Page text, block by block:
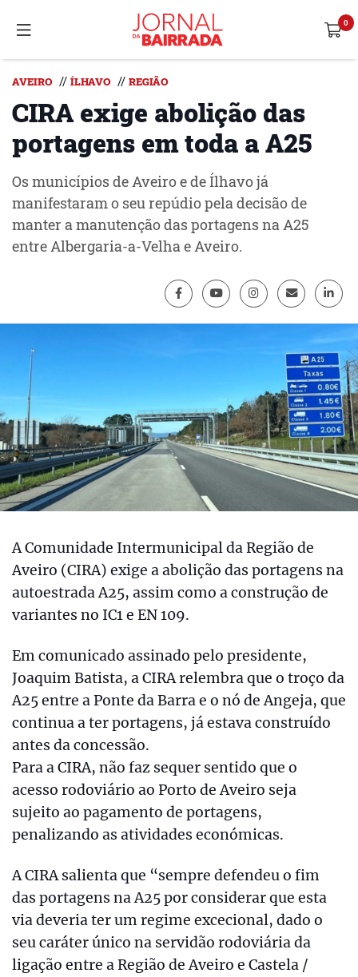
AVEIRO // ÍLHAVO // REGIÃO
CIRA exige abolição das
portagens em toda a A25
Os municípios de Aveiro e de Ílhavo já
manifestaram o seu repúdio pela decisão de
manter a manutenção das portagens na A25
entre Albergaria-a-Velha e Aveiro.
A Comunidade Intermunicipal da Região de
Aveiro (CIRA) exige a abolição das portagens na
autoestrada A25, assim como a construção de
variantes no IC1 e EN 109.
Em comunicado assinado pelo presidente,
Joaquim Batista, a CIRA relembra que o troço da
A25 entre a Ponte da Barra e o nó de Angeja, que
continua a ter portagens, já estava construído
antes da concessão.
Para a CIRA, não faz sequer sentido que o
acesso rodoviário ao Porto de Aveiro seja
sujeito ao pagamento de portagens,
penalizando as atividades económicas.
A CIRA salienta que “sempre defendeu o fim
das portagens na A25 por considerar que esta
via deveria ter um regime excecional, dado o
seu caráter único na servidão rodoviária da
ligação entre a Região de Aveiro e Castela /